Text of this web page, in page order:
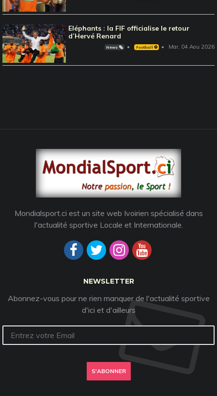
Eléphants : la FIF officialise le retour
d’Hervé Renard
News 🗞️ Football ⚽️ Mar, 04 Aou 2026
Mondialsport.ci est un site web Ivoirien spécialisé dans
l'actualité sportive Locale et Internationale.
NEWSLETTER
Abonnez-vous pour ne rien manquer de l'actualité sportive
d'ici et d'ailleurs
S'ABONNER